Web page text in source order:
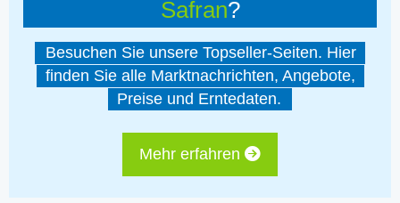
Safran?
Besuchen Sie unsere Topseller-Seiten. Hier
finden Sie alle Marktnachrichten, Angebote,
Preise und Erntedaten.
Mehr erfahren